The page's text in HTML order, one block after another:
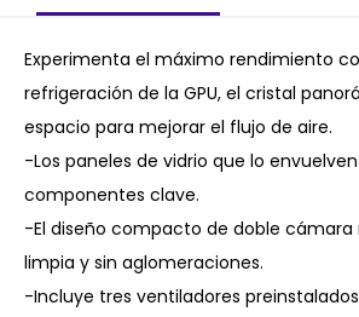
Experimenta el máximo rendimiento
refrigeración de la GPU, el cristal
espacio para mejorar el flujo de aire.
-Los paneles de vidrio que lo
componentes clave.
-El diseño compacto de doble
limpia y sin aglomeraciones.
-Incluye tres ventiladores